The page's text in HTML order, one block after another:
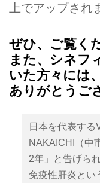
上でアップされ
ぜひ、ご覧く
また、シネフ
いた方々には
ありがとうご
日本を代表する
NAKAICHI（中
2年」と告げら
免疫性肝炎とい